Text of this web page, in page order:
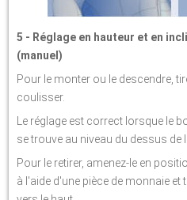
5 - Réglage en hauteur et en
(manuel)
Pour le monter ou le descendre,
coulisser.
Le réglage est correct lorsque le
se trouve au niveau du dessus de
Pour le retirer, amenez-le en
à l'aide d'une pièce de monnaie et